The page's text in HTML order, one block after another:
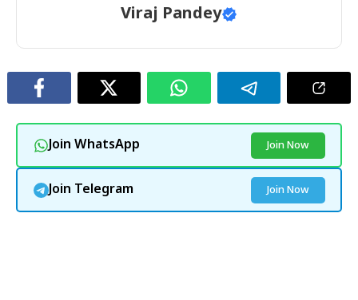
Viraj Pandey
Join WhatsApp Join Now
Join Telegram Join Now